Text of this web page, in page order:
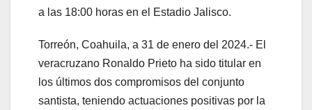
a las 18:00 horas en el Estadio Jalisco.
Torreón, Coahuila, a 31 de enero del 2024.- El
veracruzano Ronaldo Prieto ha sido titular en
los últimos dos compromisos del conjunto
santista, teniendo actuaciones positivas por la